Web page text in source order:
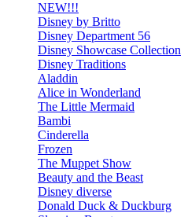
NEW!!!
Disney by Britto
Disney Department 56
Disney Showcase Collection
Disney Traditions
Aladdin
Alice in Wonderland
The Little Mermaid
Bambi
Cinderella
Frozen
The Muppet Show
Beauty and the Beast
Disney diverse
Donald Duck & Duckburg